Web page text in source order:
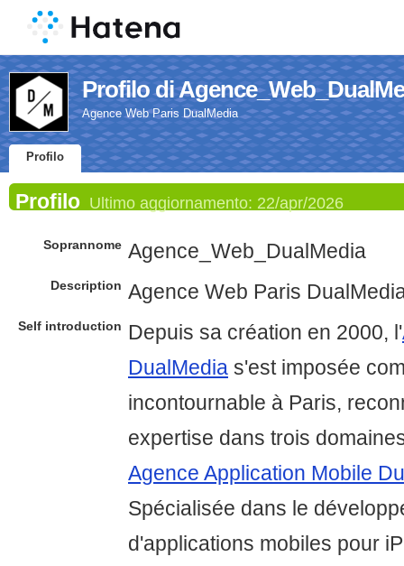
Profilo di
Agence Web Paris DualMedia
Profilo
Profilo Ultimo aggiornamento: 22/apr/2026
Soprannome Agence_Web_DualMedia
Description Agence Web Paris
Self introduction Depuis sa création en 2000, l'
DualMedia s'est imposée
incontournable à Paris,
expertise dans trois
Agence Application Mobile
Spécialisée dans le
d'applications mobiles pour